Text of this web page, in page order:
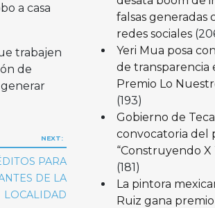
a casa
trabajen
de
NEXT:
PARA
DE LA
LOCALIDAD
falsas generadas
redes sociales
Yeri Mua posa
de transparencia
Premio Lo
(193)
Gobierno de
convocatoria del
“Construyendo X
(181)
La pintora
Ruiz gana premio